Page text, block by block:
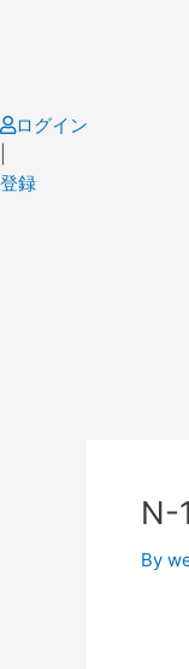
ログイン
登録
N-
By